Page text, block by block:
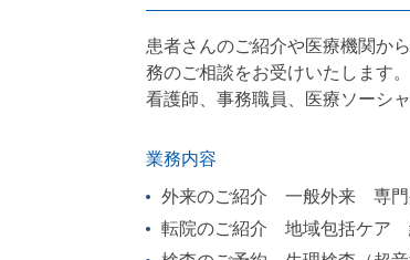
患者さんのご紹介や医療機関か
務のご相談をお受けいたします。
看護師、事務職員、医療ソーシ
業務内容
外来のご紹介 一般外来 専
転院のご紹介 地域包括ケア